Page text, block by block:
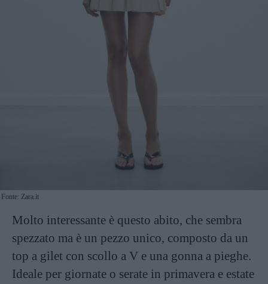
Fonte: Zara.it
Molto interessante è questo abito, che sembra
spezzato ma è un pezzo unico, composto da un
top a gilet con scollo a V e una gonna a pieghe.
Ideale per giornate o serate in primavera e estate